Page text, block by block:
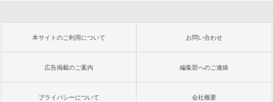
本サイトのご利用について お問い合わせ
広告掲載のご案内 編集部へのご連絡
プライバシーについて 会社概要